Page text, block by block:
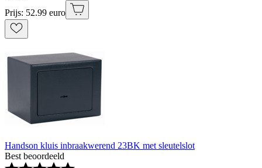
Prijs: 52.99 euro
Handson kluis inbraakwerend 23BK met sleutelslot
Best beoordeeld